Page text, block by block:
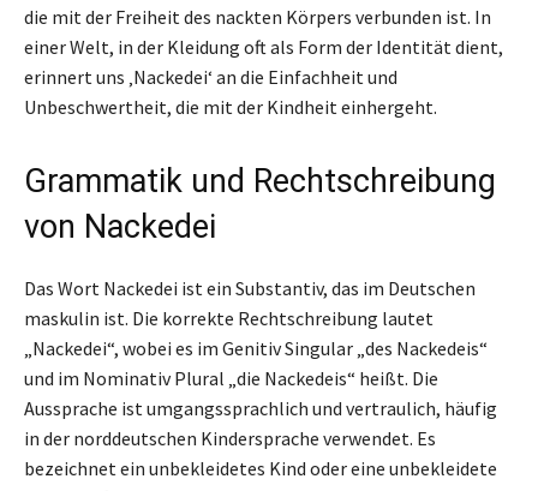
die mit der Freiheit des nackten Körpers verbunden ist. In
einer Welt, in der Kleidung oft als Form der Identität dient,
erinnert uns ‚Nackedei‘ an die Einfachheit und
Unbeschwertheit, die mit der Kindheit einhergeht.
Grammatik und Rechtschreibung
von Nackedei
Das Wort Nackedei ist ein Substantiv, das im Deutschen
maskulin ist. Die korrekte Rechtschreibung lautet
„Nackedei“, wobei es im Genitiv Singular „des Nackedeis“
und im Nominativ Plural „die Nackedeis“ heißt. Die
Aussprache ist umgangssprachlich und vertraulich, häufig
in der norddeutschen Kindersprache verwendet. Es
bezeichnet ein unbekleidetes Kind oder eine unbekleidete